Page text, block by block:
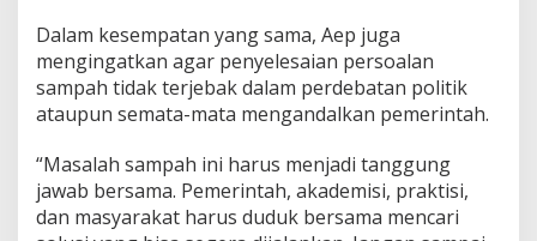
Dalam kesempatan yang sama, Aep juga
mengingatkan agar penyelesaian persoalan
sampah tidak terjebak dalam perdebatan politik
ataupun semata-mata mengandalkan pemerintah.
“Masalah sampah ini harus menjadi tanggung
jawab bersama. Pemerintah, akademisi, praktisi,
dan masyarakat harus duduk bersama mencari